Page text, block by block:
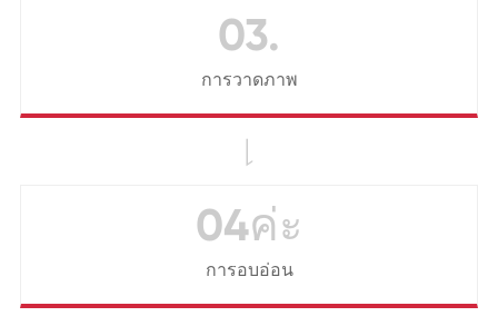
03.
การวาดภาพ

04ค่ะ
การอบอ่อน